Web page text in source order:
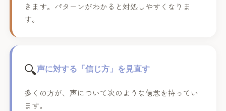
きます。パターンがわかると対処しやすくなりま
す。
🔍声に対する「信じ方」を見直す
多くの方が、声について次のような信念を持ってい
ます。